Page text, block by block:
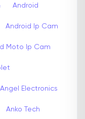
Android
Android Ip Cam
Moto Ip Cam
Angel Electronics
Anko Tech